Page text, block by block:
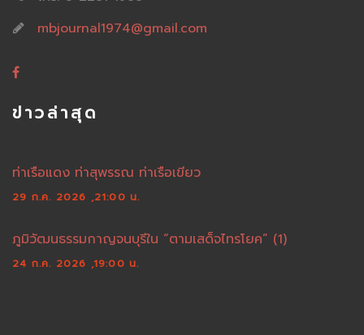
mbjournal1974@gmail.com
ข่าวล่าสุด
ท่าเรือแดง ท่าสุพรรณ ท่าเรือเขียว
29 ก.ค. 2026 ,21:00 น.
ภูมิวัฒนธรรมกาญจนบุรีใน “ตามเสด็จไทรโยค” (1)
24 ก.ค. 2026 ,19:00 น.